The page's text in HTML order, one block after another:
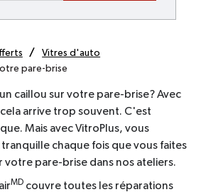
Vitres d'auto
pare-brise
caillou sur votre pare-brise? Avec
arrive trop souvent. C'est
Mais avec VitroPlus, vous
chaque fois que vous faites
votre pare-brise dans nos ateliers.
MDcouvre toutes les réparations